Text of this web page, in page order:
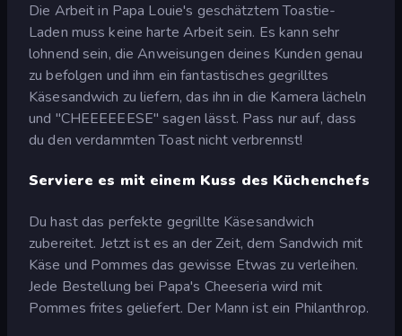
Die Arbeit in Papa Louie's geschätztem Toastie-
Laden muss keine harte Arbeit sein. Es kann sehr
lohnend sein, die Anweisungen deines Kunden genau
zu befolgen und ihm ein fantastisches gegrilltes
Käsesandwich zu liefern, das ihn in die Kamera lächeln
und "CHEEEEEESE" sagen lässt. Pass nur auf, dass
du den verdammten Toast nicht verbrennst!
Serviere es mit einem Kuss des Küchenchefs
Du hast das perfekte gegrillte Käsesandwich
zubereitet. Jetzt ist es an der Zeit, dem Sandwich mit
Käse und Pommes das gewisse Etwas zu verleihen.
Jede Bestellung bei Papa's Cheeseria wird mit
Pommes frites geliefert. Der Mann ist ein Philanthrop.